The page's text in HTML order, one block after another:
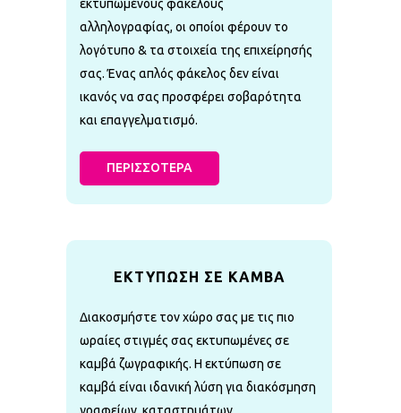
εκτυπωμένους φακέλους
αλληλογραφίας, οι οποίοι φέρουν το
λογότυπο & τα στοιχεία της επιχείρησής
σας. Ένας απλός φάκελος δεν είναι
ικανός να σας προσφέρει σοβαρότητα
και επαγγελματισμό.
ΠΕΡΙΣΣΟΤΕΡΑ
ΕΚΤΥΠΩΣΗ ΣΕ ΚΑΜΒΑ
Διακοσμήστε τον χώρο σας με τις πιο
ωραίες στιγμές σας εκτυπωμένες σε
καμβά ζωγραφικής. Η εκτύπωση σε
καμβά είναι ιδανική λύση για διακόσμηση